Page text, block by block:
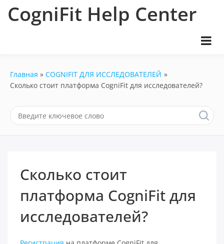
содержимому
CogniFit Help Center
Главная
COGNIFIT ДЛЯ ИССЛЕДОВАТЕЛЕЙ
Сколько стоит платформа CogniFit для исследователей?
Сколько стоит
платформа CogniFit для
исследователей?